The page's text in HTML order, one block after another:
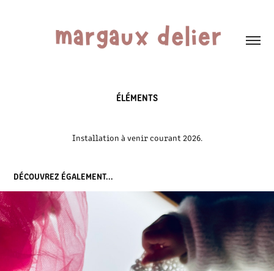
ÉLÉMENTS
Installation à venir courant 2026.
DÉCOUVREZ ÉGALEMENT...